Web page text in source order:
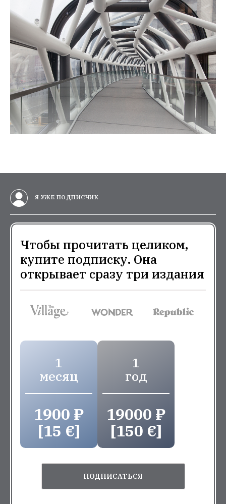
Я УЖЕ ПОДПИСЧИК
Чтобы прочитать целиком,
купите подписку. Она
открывает сразу три издания
1
месяц
1900 ₽
[15 €]
1
год
19000 ₽
[150 €]
ПОДПИСАТЬСЯ